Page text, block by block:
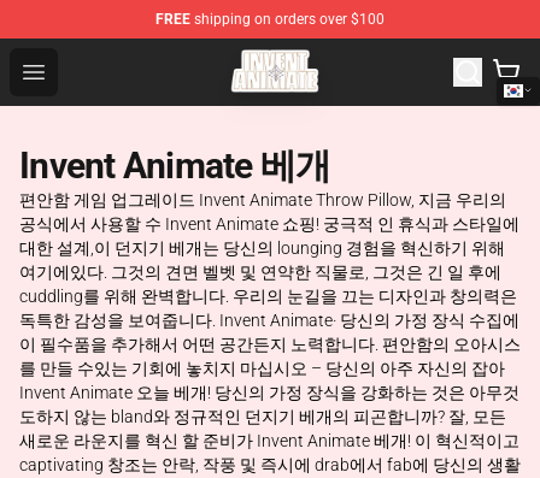
FREE shipping on orders over $100
Open menu
Invent Animate Shop - Official Invent Animate
Invent Animate 베개
편안함 게임 업그레이드 Invent Animate Throw Pillow, 지금 우리의
공식에서 사용할 수 Invent Animate 쇼핑! 궁극적 인 휴식과 스타일에
대한 설계,이 던지기 베개는 당신의 lounging 경험을 혁신하기 위해
여기에있다. 그것의 견면 벨벳 및 연약한 직물로, 그것은 긴 일 후에
cuddling를 위해 완벽합니다. 우리의 눈길을 끄는 디자인과 창의력은
독특한 감성을 보여줍니다. Invent Animate· 당신의 가정 장식 수집에
이 필수품을 추가해서 어떤 공간든지 노력합니다. 편안함의 오아시스
를 만들 수있는 기회에 놓치지 마십시오 – 당신의 아주 자신의 잡아
Invent Animate 오늘 베개! 당신의 가정 장식을 강화하는 것은 아무것
도하지 않는 bland와 정규적인 던지기 베개의 피곤합니까? 잘, 모든
새로운 라운지를 혁신 할 준비가 Invent Animate 베개! 이 혁신적이고
captivating 창조는 안락, 작풍 및 즉시에 drab에서 fab에 당신의 생활